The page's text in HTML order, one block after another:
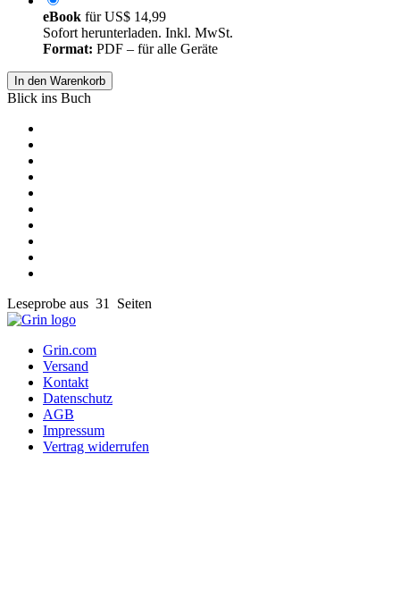
eBook fürUS$ 14,99
Sofort herunterladen. Inkl. MwSt.
Format: PDF – für alle Geräte
In den Warenkorb
Blick ins Buch
Leseprobe aus 31 Seiten
Grin.com
Versand
Kontakt
Datenschutz
AGB
Impressum
Vertrag widerrufen